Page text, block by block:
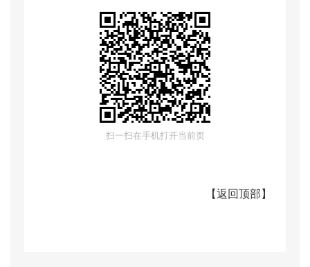
人民政府办公室《关于做好
2025年度政府信息公开年报编辑
工作的通知》工作要求，区
开展政务公开工作，现将年度
工作报告如下：
（一）主动公开情况
公开国民经济和社会发展规划、
扫一扫在手机打开当前页
【返回顶部 】